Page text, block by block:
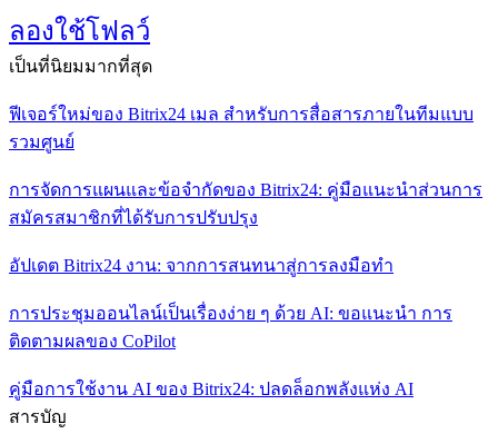
ลองใช้โฟลว์
เป็นที่นิยมมากที่สุด
ฟีเจอร์ใหม่ของ Bitrix24 เมล สำหรับการสื่อสารภายในทีมแบบ
รวมศูนย์
การจัดการแผนและข้อจำกัดของ Bitrix24: คู่มือแนะนำส่วนการ
สมัครสมาชิกที่ได้รับการปรับปรุง
อัปเดต Bitrix24 งาน: จากการสนทนาสู่การลงมือทำ
การประชุมออนไลน์เป็นเรื่องง่าย ๆ ด้วย AI: ขอแนะนำ การ
ติดตามผลของ CoPilot
คู่มือการใช้งาน AI ของ Bitrix24: ปลดล็อกพลังแห่ง AI
สารบัญ